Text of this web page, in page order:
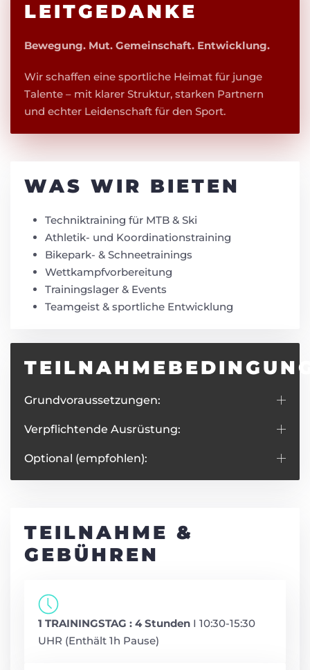
LEITGEDANKE
Bewegung. Mut. Gemeinschaft. Entwicklung.
Wir schaffen eine sportliche Heimat für junge
Talente – mit klarer Struktur, starken Partnern
und echter Leidenschaft für den Sport.
WAS WIR BIETEN
Techniktraining für MTB & Ski
Athletik- und Koordinationstraining
Bikepark- & Schneetrainings
Wettkampfvorbereitung
Trainingslager & Events
Teamgeist & sportliche Entwicklung
Grundvoraussetzungen:
Verpflichtende Ausrüstung:
Optional (empfohlen):
TEILNAHME &
GEBÜHREN
1 TRAININGSTAG : 4 Stunden I 10:30-15:30
UHR (Enthält 1h Pause)